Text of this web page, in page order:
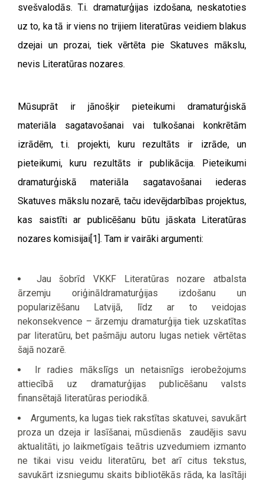
svešvalodās. T.i. dramaturģijas izdošana, neskatoties
uz to, ka tā ir viens no trijiem literatūras veidiem blakus
dzejai un prozai, tiek vērtēta pie Skatuves mākslu,
nevis Literatūras nozares.
Mūsuprāt ir jānošķir pieteikumi dramaturģiskā
materiāla sagatavošanai vai tulkošanai konkrētām
izrādēm, t.i. projekti, kuru rezultāts ir izrāde, un
pieteikumi, kuru rezultāts ir publikācija. Pieteikumi
dramaturģiskā materiāla sagatavošanai iederas
Skatuves mākslu nozarē, taču idevējdarbības projektus,
kas saistīti ar publicēšanu būtu jāskata Literatūras
nozares komisijai[1]. Tam ir vairāki argumenti:
Jau šobrīd VKKF Literatūras nozare atbalsta
ārzemju oriģināldramaturģijas izdošanu un
popularizēšanu Latvijā, līdz ar to veidojas
nekonsekvence – ārzemju dramaturģija tiek uzskatītas
par literatūru, bet pašmāju autoru lugas netiek vērtētas
šajā nozarē.
Ir radies mākslīgs un netaisnīgs ierobežojums
attiecībā uz dramaturģijas publicēšanu valsts
finansētajā literatūras periodikā.
Arguments, ka lugas tiek rakstītas skatuvei, savukārt
proza un dzeja ir lasīšanai, mūsdienās zaudējis savu
aktualitāti, jo laikmetīgais teātris uzvedumiem izmanto
ne tikai visu veidu literatūru, bet arī citus tekstus,
savukārt izsniegumu skaits bibliotēkās rāda, ka lasītāji